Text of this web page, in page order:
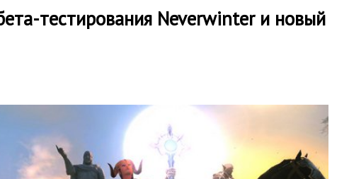
тестирования Neverwinter и новый